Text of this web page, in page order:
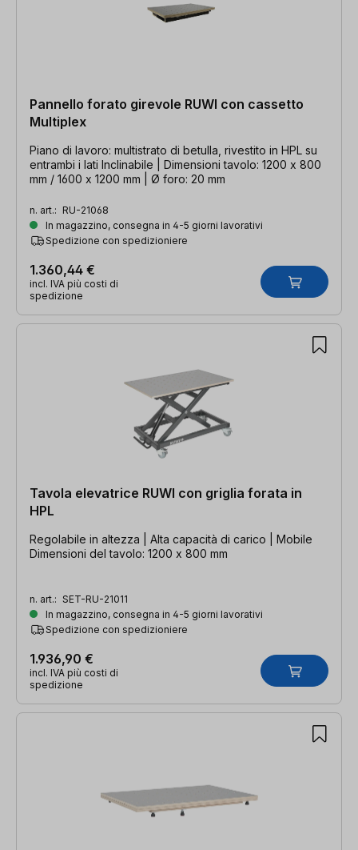
Pannello forato girevole RUWI con cassetto
Multiplex
Piano di lavoro: multistrato di betulla, rivestito in HPL su
entrambi i lati Inclinabile | Dimensioni tavolo: 1200 x 800
mm / 1600 x 1200 mm | Ø foro: 20 mm
n. art.: RU-21068
In magazzino, consegna in 4-5 giorni lavorativi
Spedizione con spedizioniere
1.360,44 €
incl. IVA più costi di
spedizione
Tavola elevatrice RUWI con griglia forata in
HPL
Regolabile in altezza | Alta capacità di carico | Mobile
Dimensioni del tavolo: 1200 x 800 mm
n. art.: SET-RU-21011
In magazzino, consegna in 4-5 giorni lavorativi
Spedizione con spedizioniere
1.936,90 €
incl. IVA più costi di
spedizione